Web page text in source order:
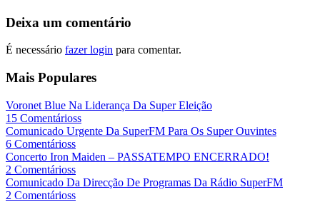
Deixa um comentário
É necessário fazer login para comentar.
Mais Populares
Voronet Blue Na Liderança Da Super Eleição
15 Comentárioss
Comunicado Urgente Da SuperFM Para Os Super Ouvintes
6 Comentárioss
Concerto Iron Maiden – PASSATEMPO ENCERRADO!
2 Comentárioss
Comunicado Da Direcção De Programas Da Rádio SuperFM
2 Comentárioss